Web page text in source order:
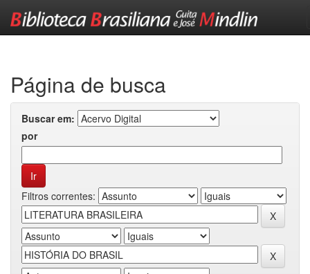
Página de busca
Buscar em:
por
Filtros correntes: